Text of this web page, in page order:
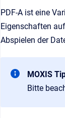
PDF-A ist eine
Eigenschaften
Abspielen der
MOXIS
Bitte